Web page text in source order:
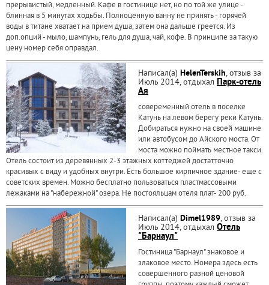
прерывистый, медленный. Кафе в гостинице нет, но по той же улице -
блинная в 5 минутах ходьбы. Полноценную ванну не принять - горячей
воды в титане хватает на прием душа, затем она дальше греется. Из
доп.опций - мыло, шампунь, гель для душа, чай, кофе. В принципе за такую
цену номер себя оправдал.
Написал(а) HelenTerskih, отзыв за
Июль 2014, отдыхал Парк-отель
Ая
совеременный отель в поселке
Катунь на левом берегу реки Катунь.
Добираться нужно на своей машине
или автобусом до Айского моста. От
моста можно поймать местное такси.
Отель состоит из деревянных 2-3 этажных коттеджей достатточно
красивых с виду и удобных внутри. Есть большое кирпичное здание- еще с
советских времен. Можно бесплатно пользоваться пластмассовыми
лежаками на "набережной" озера. Не постояльцам отеля плат- 200 руб.
Написал(а) Dimel1989, отзыв за
Июль 2014, отдыхал Отель
"Барнаул"
Гостиница "Барнаул" знаковое и
злаковое место. Номера здесь есть
совершенного разной ценовой